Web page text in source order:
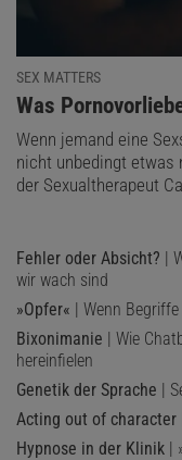
SEX MATTERS
:
Was
Wenn jemand eine
nicht unbedingt etwas
der Sexualtherapeut
Fehler oder Absicht? |
wir wach sind
»Opfer« | Wenn
Bixonimanie | Wie
hereinfielen
Genetik der Sprache |
Acting out of character
Hypnose in der Klinik |